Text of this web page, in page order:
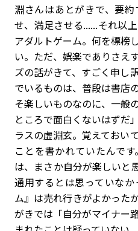
淵さんはあとがきで、要
せ、満足させる......それ以
アダルトゲーム。何を標榜
い。ただ、娯楽でありさえ
ズの話がきて、すごく申し
でいるものは、普段は書店
そ楽しいものなのに、一般
ところで面白くないはずだ
ラスの虚淵玄。覚えておい
ことを書かれていたんで
は、まさか自分が楽しいと
通用するとは思っていな
ム』は売れ行きがよかった
がきでは「自分がマイナー